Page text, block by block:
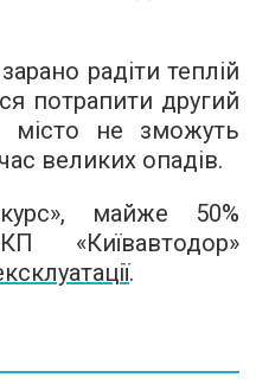
радіти теплій
потрапити другий
місто не зможуть
великих опадів.
майже 50%
«Київавтодор»
.